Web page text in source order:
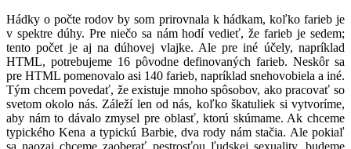
Hádky o počte rodov by som prirovnala k hádkam, koľko farieb je
v spektre dúhy. Pre niečo sa nám hodí vedieť, že farieb je sedem;
tento počet je aj na dúhovej vlajke. Ale pre iné účely, napríklad
HTML, potrebujeme 16 pôvodne definovaných farieb. Neskôr sa
pre HTML pomenovalo asi 140 farieb, napríklad snehovobiela a iné.
Tým chcem povedať, že existuje mnoho spôsobov, ako pracovať so
svetom okolo nás. Záleží len od nás, koľko škatuliek si vytvoríme,
aby nám to dávalo zmysel pre oblasť, ktorú skúmame. Ak chceme
typického Kena a typickú Barbie, dva rody nám stačia. Ale pokiaľ
sa naozaj chceme zaoberať pestrosťou ľudskej sexuality, budeme